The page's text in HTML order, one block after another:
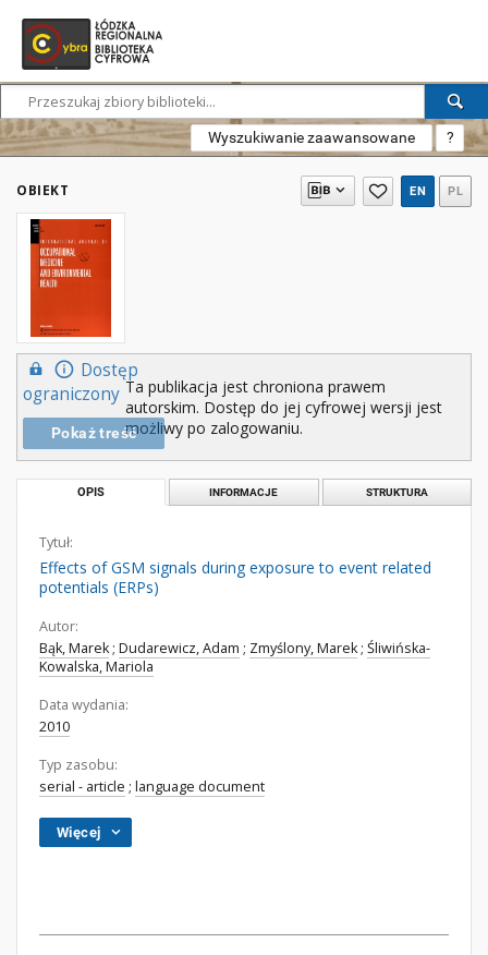
Wyszukiwanie zaawansowane ?
OBIEKT EN PL
Dostęp
ograniczony
Pokaż treść
Ta publikacja jest chroniona prawem
autorskim. Dostęp do jej cyfrowej wersji jest
możliwy po zalogowaniu.
OPIS INFORMACJE STRUKTURA
Tytuł:
Effects of GSM signals during exposure to event related
potentials (ERPs)
Autor:
Bąk, Marek; Dudarewicz, Adam ; Zmyślony, Marek; Śliwińska-
Kowalska, Mariola
Data wydania:
2010
Typ zasobu:
serial - article ; language document
Więcej